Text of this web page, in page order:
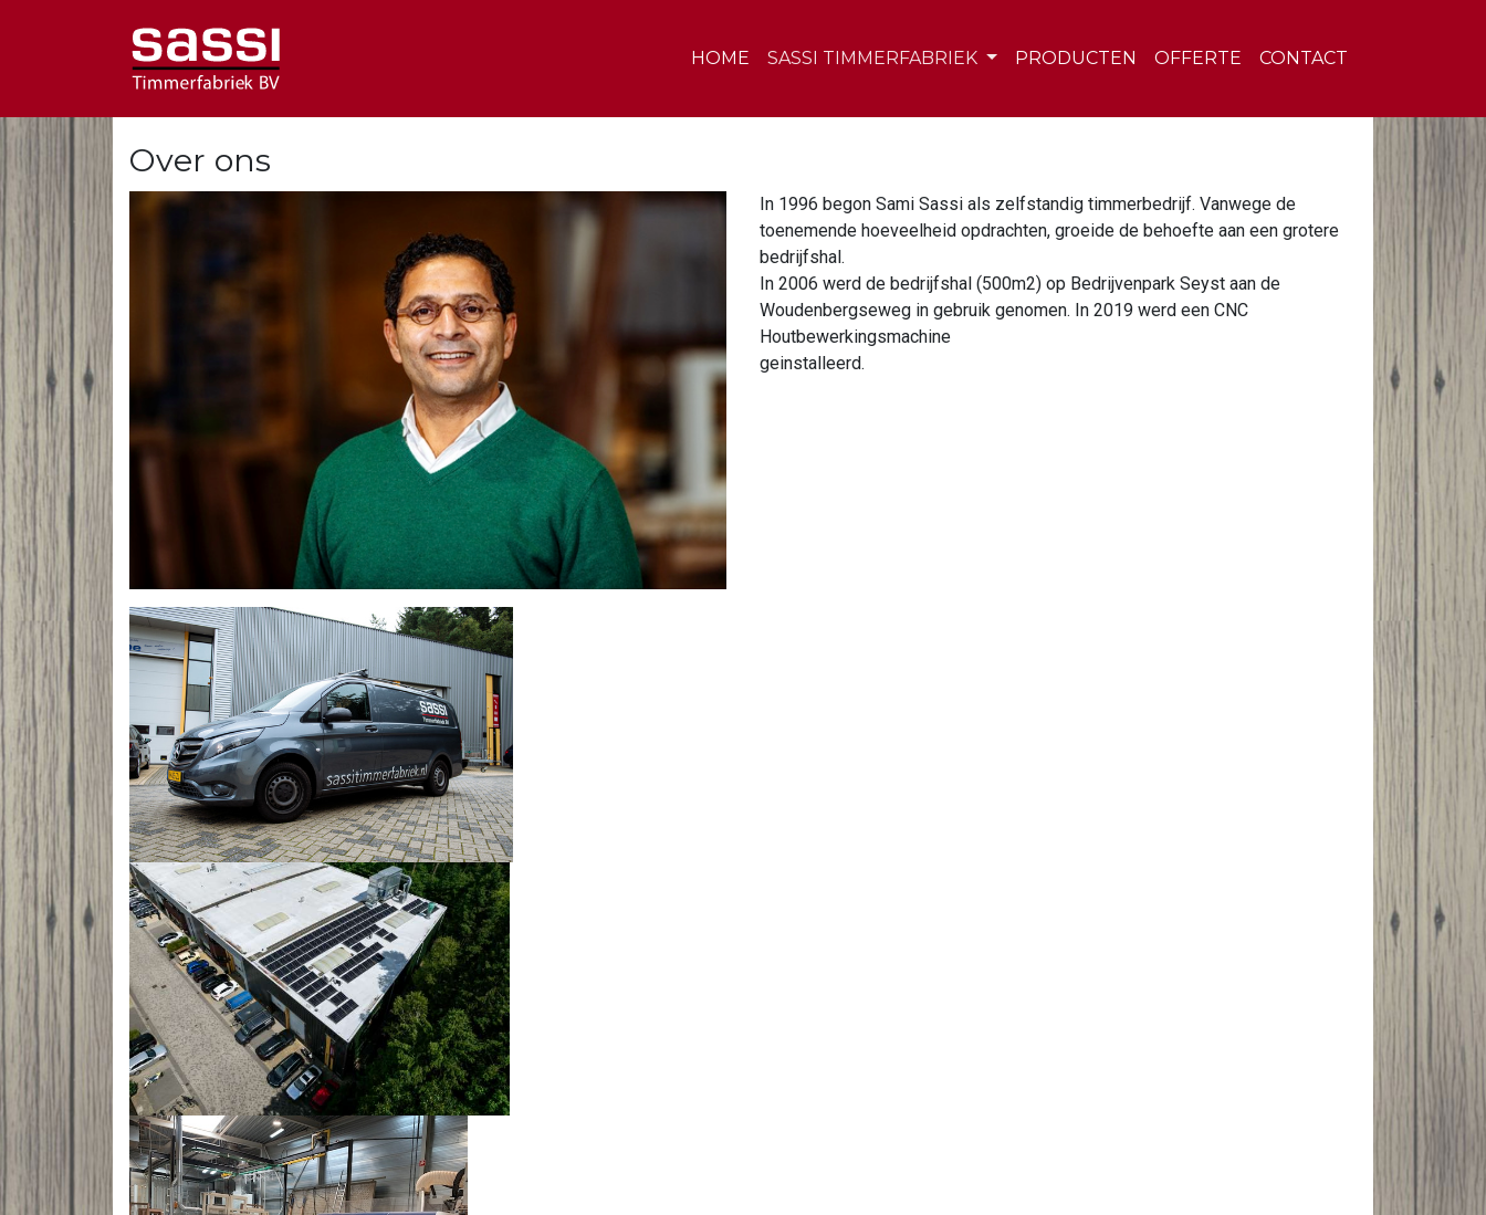
HOME SASSI TIMMERFABRIEK PRODUCTEN OFFERTE CONTACT
Over ons
In 1996 begon Sami Sassi als zelfstandig timmerbedrijf. Vanwege de
toenemende hoeveelheid opdrachten, groeide de behoefte aan een grotere
bedrijfshal.
In 2006 werd de bedrijfshal (500m2) op Bedrijvenpark Seyst aan de
Woudenbergseweg in gebruik genomen. In 2019 werd een CNC
Houtbewerkingsmachine
geinstalleerd.